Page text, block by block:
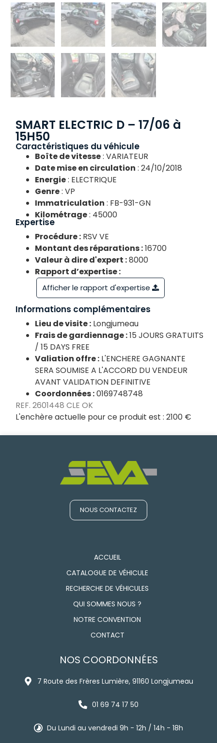
SMART ELECTRIC D – 17/06 à
15H50
Caractéristiques du véhicule
Boîte de vitesse: VARIATEUR
Date mise en circulation : 24/10/2018
Energie: ELECTRIQUE
Genre: VP
Immatriculation : FB-931-GN
Kilométrage: 45000
Expertise
Procédure : RSV VE
Montant des réparations :16700
Valeur à dire d'expert :8000
Rapport d’expertise :
Afficher le rapport d'expertise
Informations complémentaires
Lieu de visite : Longjumeau
Frais de gardiennage :15 JOURS GRATUITS
/ 15 DAYS FREE
Valiation offre : L'ENCHERE GAGNANTE
SERA SOUMISE A L'ACCORD DU VENDEUR
AVANT VALIDATION DEFINITIVE
Coordonnées :0169748748
REF. 2601448 CLE OK
L'enchère actuelle pour ce produit est :2100 €
NOUS CONTACTEZ
ACCUEIL
CATALOGUE DE VÉHICULE
RECHERCHE DE VÉHICULES
QUI SOMMES NOUS ?
NOTRE CONVENTION
CONTACT
NOS COORDONNÉES
7 Route des Frères Lumière, 91160 Longjumeau
01 69 74 17 50
Du Lundi au vendredi 9h - 12h / 14h - 18h